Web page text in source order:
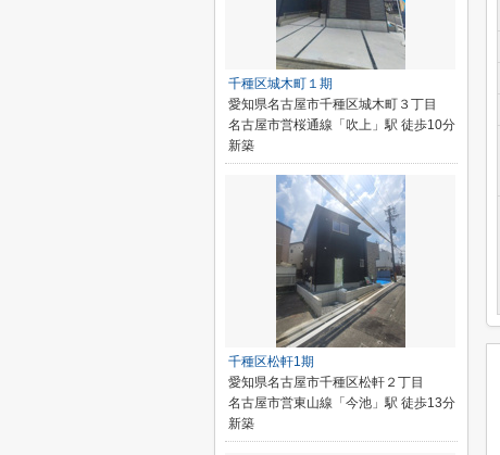
千種区城木町１期
愛知県名古屋市千種区城木町３丁目
名古屋市営桜通線「吹上」駅 徒歩10分
新築
千種区松軒1期
愛知県名古屋市千種区松軒２丁目
名古屋市営東山線「今池」駅 徒歩13分
新築